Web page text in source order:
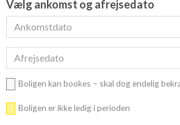
Vælg ankomst og afrejsedato
Boligen kan bookes – skal dog endelig
Boligen er ikke ledig i perioden